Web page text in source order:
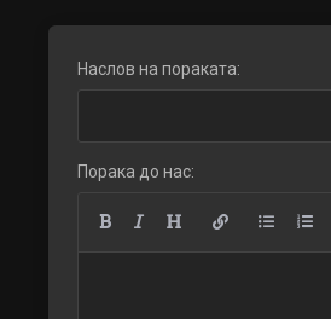
Наслов на пораката:
Порака до нас: